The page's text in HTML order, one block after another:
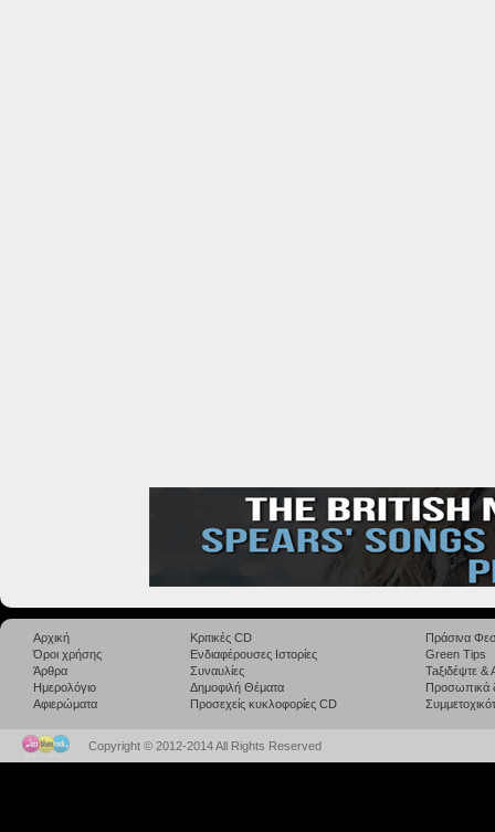
Αρχική
Όροι χρήσης
Άρθρα
Ημερολόγιο
Αφιερώματα
Κριτικές CD
Ενδιαφέρουσες Ιστορίες
Συναυλίες
Δημοφιλή Θέματα
Προσεχείς κυκλοφορίες CD
Πράσινα
Green Tips
Taξιδέψτε
Προσωπικά
Copyright © 2012-2014 All Rights Reserved